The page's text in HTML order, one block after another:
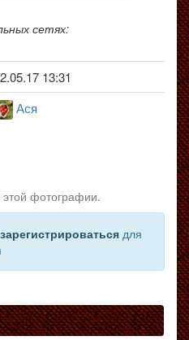
сетях:
13:31
Ася
фотографии.
зарегистрироваться для